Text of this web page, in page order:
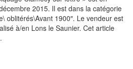
2015. Il est dans la catégorie
oblitérés\Avant 1900″. Le vendeur est
à/en Lons le Saunier. Cet article